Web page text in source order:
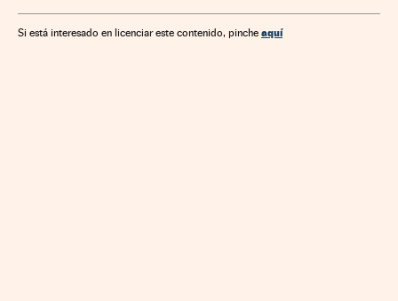
Si está interesado en licenciar este contenido, pinche aquí